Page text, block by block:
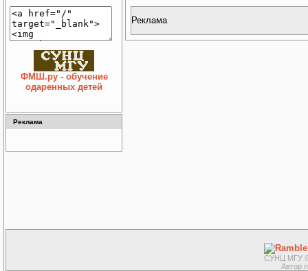
ФМШ.ру - обучение
одаренных детей
Реклама
Реклама
СУНЦ МГУ ©
Автор